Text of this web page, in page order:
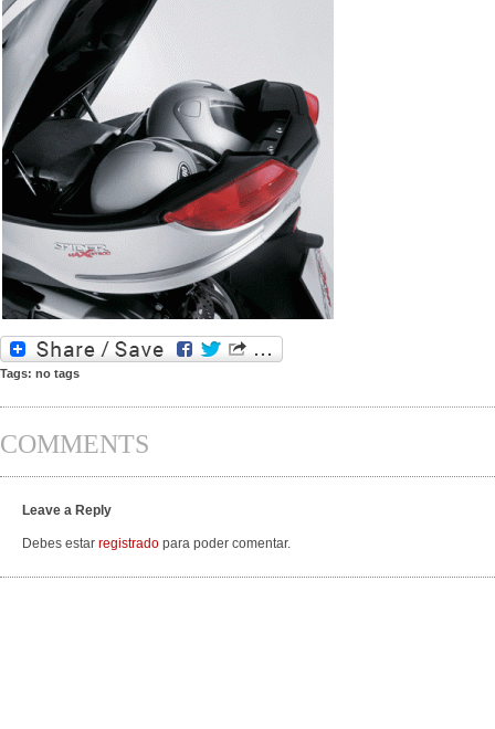
Tags: no tags
COMMENTS
Leave a Reply
Debes estar registrado para poder comentar.